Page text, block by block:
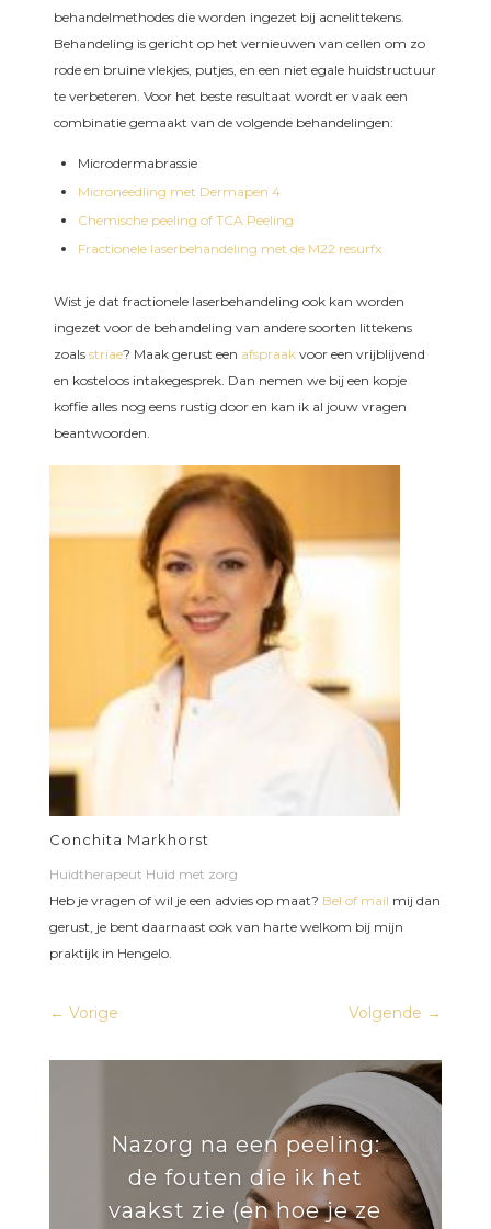
behandelmethodes die worden ingezet bij acnelittekens.
Behandeling is gericht op het vernieuwen van cellen om zo
rode en bruine vlekjes, putjes, en een niet egale huidstructuur
te verbeteren. Voor het beste resultaat wordt er vaak een
combinatie gemaakt van de volgende behandelingen:
Microdermabrassie
Microneedling met Dermapen 4
Chemische peeling of TCA Peeling
Fractionele laserbehandeling met de M22 resurfx
Wist je dat fractionele laserbehandeling ook kan worden
ingezet voor de behandeling van andere soorten littekens
zoals striae? Maak gerust een afspraakvoor een vrijblijvend
en kosteloos intakegesprek. Dan nemen we bij een kopje
koffie alles nog eens rustig door en kan ik al jouw vragen
beantwoorden.
Conchita Markhorst
Huidtherapeut Huid met zorg
Heb je vragen of wil je een advies op maat? Bel of mail mij dan
gerust, je bent daarnaast ook van harte welkom bij mijn
praktijk in Hengelo.
← Vorige Volgende →
Nazorg na een peeling:
de fouten die ik het
vaakst zie (en hoe je ze